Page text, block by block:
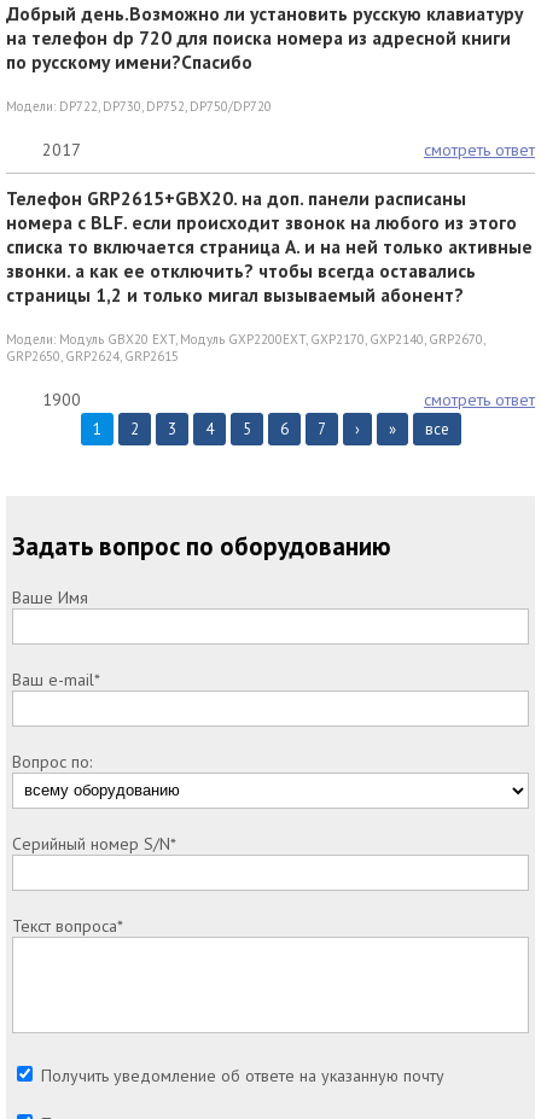
Добрый день.Возможно ли установить русскую клавиатуру
на телефон dp 720 для поиска номера из адресной книги
по русскому имени?Спасибо
Модели: DP722, DP730, DP752, DP750/DP720
2017 смотреть ответ
Телефон GRP2615+GBX20. на доп. панели расписаны
номера c BLF. если происходит звонок на любого из этого
списка то включается страница А. и на ней только активные
звонки. а как ее отключить? чтобы всегда оставались
страницы 1,2 и только мигал вызываемый абонент?
Модели: Модуль GBX20 EXT, Модуль GXP2200EXT, GXP2170, GXP2140, GRP2670
GRP2650, GRP2624, GRP2615
1900 смотреть ответ
1 2 3 4 5 6 7 › » все
Задать вопрос по оборудованию
Ваше Имя
Ваш e-mail*
Вопрос по:
Серийный номер S/N*
Текст вопроса*
Получить уведомление об ответе на указанную почту